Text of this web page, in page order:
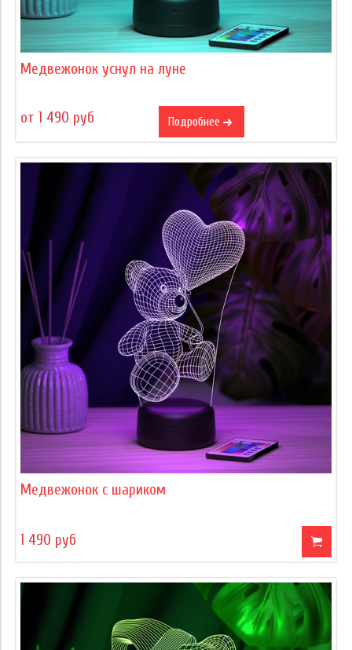
Медвежонок уснул на луне
от 1 490 руб Подробнее
Медвежонок с шариком
1 490 руб